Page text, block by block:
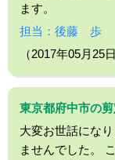
ます。
担当：後藤 歩
（2017年05月25日
東京都府中市の
大変お世話にな
ませんでした。